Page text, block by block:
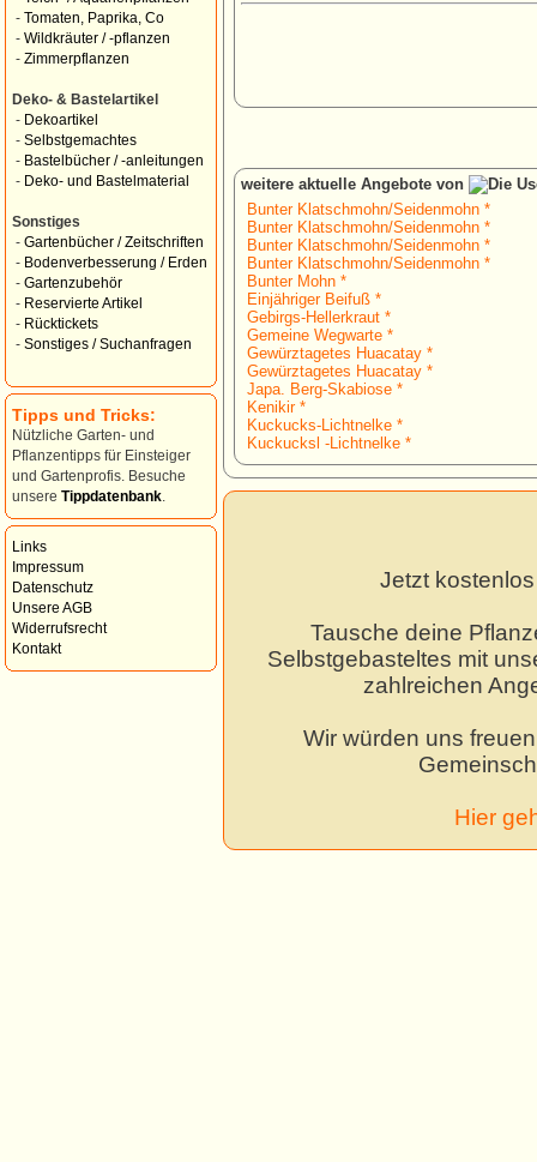
- Tomaten, Paprika, Co
- Wildkräuter / -pflanzen
- Zimmerpflanzen
Deko- & Bastelartikel
- Dekoartikel
- Selbstgemachtes
- Bastelbücher / -anleitungen
- Deko- und Bastelmaterial
Sonstiges
- Gartenbücher / Zeitschriften
- Bodenverbesserung / Erden
- Gartenzubehör
- Reservierte Artikel
- Rücktickets
- Sonstiges / Suchanfragen
Tipps und Tricks:
Nützliche Garten- und
Pflanzentipps für Einsteiger
und Gartenprofis. Besuche
unsere Tippdatenbank
Links
Impressum
Datenschutz
Unsere AGB
Widerrufsrecht
Kontakt
weitere aktuelle Angebote von
Bunter Klatschmohn/Seidenmohn *
Bunter Klatschmohn/Seidenmohn *
Bunter Klatschmohn/Seidenmohn *
Bunter Klatschmohn/Seidenmohn *
Bunter Mohn *
Einjähriger Beifuß *
Gebirgs-Hellerkraut *
Gemeine Wegwarte *
Gewürztagetes Huacatay *
Gewürztagetes Huacatay *
Japa. Berg-Skabiose *
Kenikir *
Kuckucks-Lichtnelke *
Kuckucksl -Lichtnelke *
Jetzt
Tausche deine
Selbstgebasteltes mit
zahlreichen
Wir würden uns
Hier